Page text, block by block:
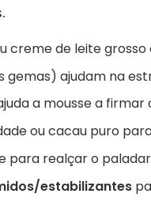
creme de leite
gemas) ajudam na
a mousse a firmar
ou cacau puro
para realçar o
estabilizantes